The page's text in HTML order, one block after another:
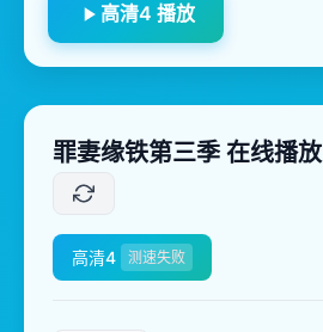
高清4 播放
罪妻缘铁第三季 在线播放
高清4 测速失败